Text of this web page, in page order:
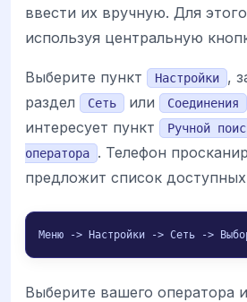
ввести их вручную. Для
используя центральную
Выберите пункт Настройки
,
раздел
Сеть или Соединения
интересует пункт
Ручной
оператора
. Телефон
предложит список
Меню -> Настройки -> Сеть ->
Выберите вашего оператора